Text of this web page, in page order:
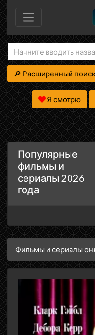
🔎 Расширенный поиск
Я смотрю
Популярные
фильмы и
сериалы 2026
года
Фильмы и сериалы